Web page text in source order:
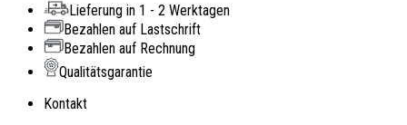
Lieferung in 1 - 2 Werktagen
Bezahlen auf Lastschrift
Bezahlen auf Rechnung
Qualitätsgarantie
Kontakt